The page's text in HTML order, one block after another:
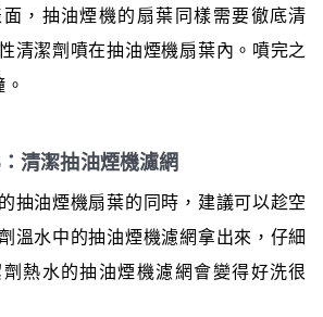
，抽油煙機的扇葉同樣需要徹底清
清潔劑噴在抽油煙機扇葉內。噴完之
清潔抽油煙機濾網
抽油煙機扇葉的同時，建議可以趁空
溫水中的抽油煙機濾網拿出來，仔細
熱水的抽油煙機濾網會變得好洗很